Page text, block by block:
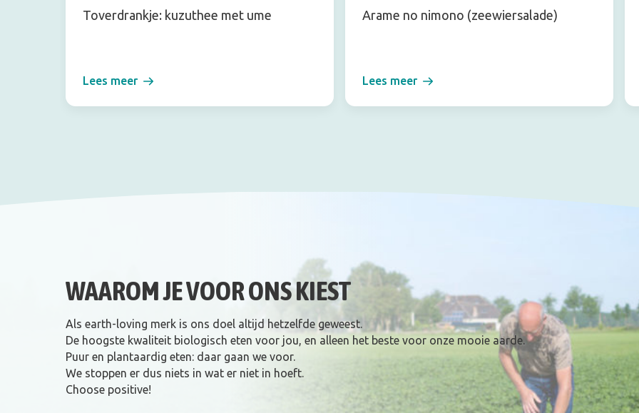
Toverdrankje: kuzuthee met ume
Lees meer
Arame no nimono (zeewiersalade)
Lees meer
WAAROM JE VOOR ONS KIEST
Als earth-loving merk is ons doel altijd hetzelfde geweest.
De hoogste kwaliteit biologisch eten voor jou, en alleen het beste voor onze mooie aarde.
Puur en plantaardig eten: daar gaan we voor.
We stoppen er dus niets in wat er niet in hoeft.
Choose positive!